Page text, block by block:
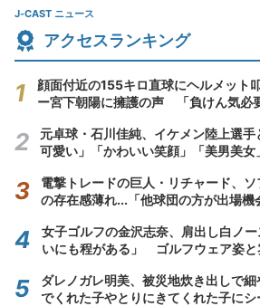
J-CAST ニュース
アクセスランキング
顔面付近の155キロ直球にヘルメット
ー宮下朝陽に擁護の声 「負けん気必
元卓球・石川佳純、イケメン陸上選
可愛い」「かわいい笑顔」「美男美女
電撃トレードの巨人・リチャード、
の存在感薄れ...「他球団の方が出場機
女子ゴルフの金沢志奈、肩出し白ノ
いにも程がある」 ゴルフウェア姿と
ダレノガレ明美、被災地炊き出しで
でくれた子やとりにきてくれた子にシ